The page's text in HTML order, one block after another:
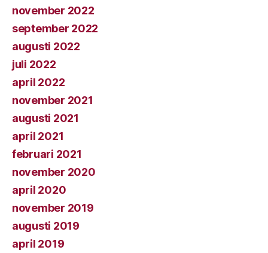
november 2022
september 2022
augusti 2022
juli 2022
april 2022
november 2021
augusti 2021
april 2021
februari 2021
november 2020
april 2020
november 2019
augusti 2019
april 2019